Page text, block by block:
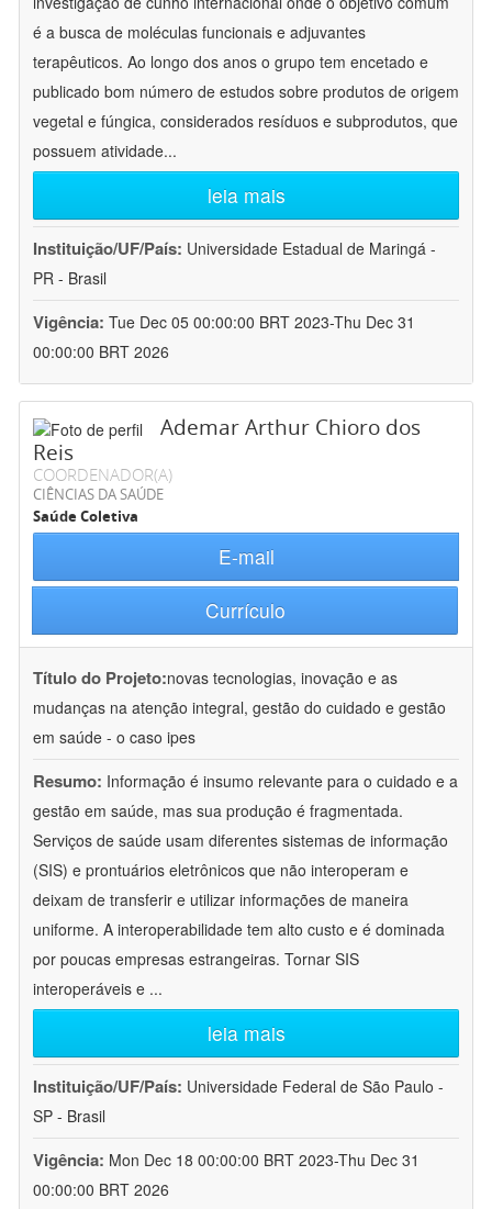
é a busca de moléculas funcionais e adjuvantes
terapêuticos. Ao longo dos anos o grupo tem encetado e
publicado bom número de estudos sobre produtos de origem
vegetal e fúngica, considerados resíduos e subprodutos, que
possuem atividade...
leia mais
Instituição/UF/País: Universidade Estadual de Maringá -
PR - Brasil
Vigência: Tue Dec 05 00:00:00 BRT 2023-Thu Dec 31
00:00:00 BRT 2026
Ademar Arthur Chioro dos
Reis
COORDENADOR(A)
CIÊNCIAS DA SAÚDE
Saúde Coletiva
E-mail
Currículo
Título do Projeto:novas tecnologias, inovação e as
mudanças na atenção integral, gestão do cuidado e gestão
em saúde - o caso ipes
Resumo: Informação é insumo relevante para o cuidado e a
gestão em saúde, mas sua produção é fragmentada.
Serviços de saúde usam diferentes sistemas de informação
(SIS) e prontuários eletrônicos que não interoperam e
deixam de transferir e utilizar informações de maneira
uniforme. A interoperabilidade tem alto custo e é dominada
por poucas empresas estrangeiras. Tornar SIS
interoperáveis e ...
leia mais
Instituição/UF/País: Universidade Federal de São Paulo -
SP - Brasil
Vigência: Mon Dec 18 00:00:00 BRT 2023-Thu Dec 31
00:00:00 BRT 2026